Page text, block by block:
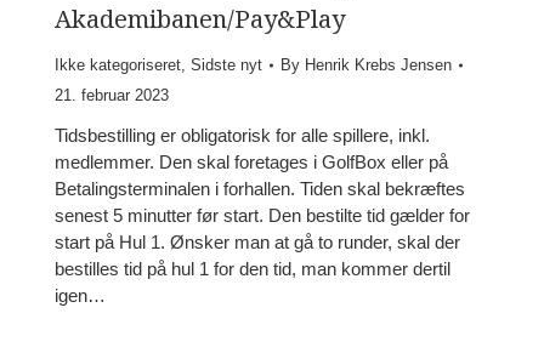
Akademibanen/Pay&Play
Ikke kategoriseret, Sidste nyt By Henrik Krebs Jensen
21. februar 2023
Tidsbestilling er obligatorisk for alle spillere, inkl.
medlemmer. Den skal foretages i GolfBox eller på
Betalingsterminalen i forhallen. Tiden skal bekræftes
senest 5 minutter før start. Den bestilte tid gælder for
start på Hul 1. Ønsker man at gå to runder, skal der
bestilles tid på hul 1 for den tid, man kommer dertil
igen…